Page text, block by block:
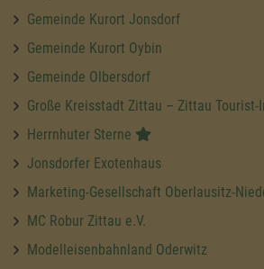
Gemeinde Kurort Jonsdorf
Gemeinde Kurort Oybin
Gemeinde Olbersdorf
Große Kreisstadt Zittau – Zittau Tourist-
Herrnhuter Sterne
Jonsdorfer Exotenhaus
Marketing-Gesellschaft Oberlausitz-
MC Robur Zittau e.V.
Modelleisenbahnland Oderwitz